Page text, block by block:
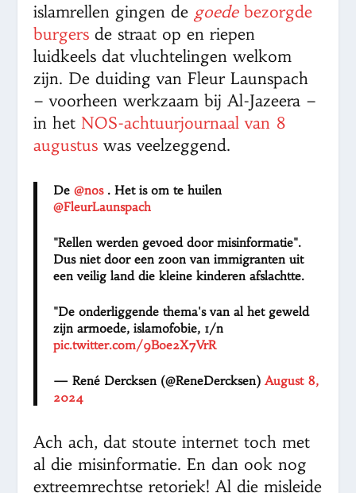
islamrellen gingen de goedebezorgde
burgers de straat op en riepen
luidkeels dat vluchtelingen welkom
zijn. De duiding van Fleur Launspach
– voorheen werkzaam bij Al-Jazeera –
in het NOS-achtuurjournaal van 8
augustus was veelzeggend.
De@nos. Het is om te huilen
@FleurLaunspach
"Rellen werden gevoed door misinformatie".
Dus niet door een zoon van immigranten uit
een veilig land die kleine kinderen afslachtte.
"De onderliggende thema's van al het geweld
zijn armoede, islamofobie, 1/n
pic.twitter.com/9Boe2X7VrR
— René Dercksen (@ReneDercksen)August 8,
2024
Ach ach, dat stoute internet toch met
al die misinformatie. En dan ook nog
extreemrechtse retoriek! Al die misleide